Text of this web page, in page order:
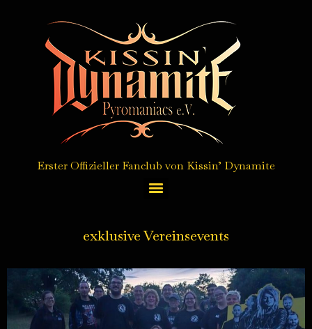
Erster Offizieller Fanclub von Kissin’ Dynamite
exklusive Vereinsevents